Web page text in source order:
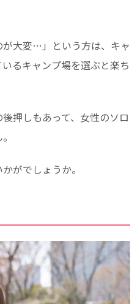
が大変…」という方は、キャ
るキャンプ場を選ぶと楽ち
押しもあって、女性のソロ
がでしょうか。